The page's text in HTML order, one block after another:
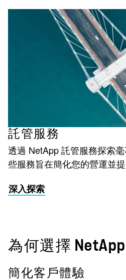
託管服務
透過 NetApp 託管服務探索
些服務旨在簡化您的營運並提
深入探索
為何選擇
簡化客戶體驗